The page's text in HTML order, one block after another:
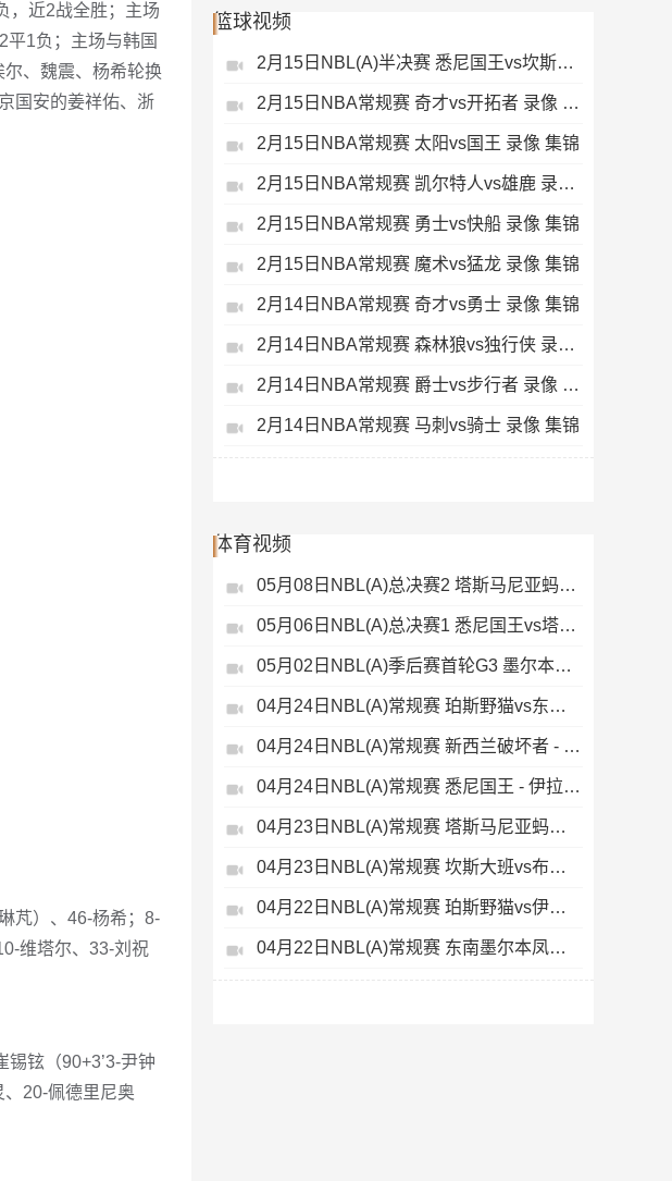
，近2战全胜；主场
1负；主场与韩国
、魏震、杨希轮换
国安的姜祥佑、浙
芃）、46-杨希；8-
维塔尔、33-刘祝
铉（90+3’3-尹钟
、20-佩德里尼奥
篮球视频
2月15日NBL(A)半决赛 悉尼国王vs坎斯大班 录像 集锦
2月15日NBA常规赛 奇才vs开拓者 录像 集锦
2月15日NBA常规赛 太阳vs国王 录像 集锦
2月15日NBA常规赛 凯尔特人vs雄鹿 录像 集锦
2月15日NBA常规赛 勇士vs快船 录像 集锦
2月15日NBA常规赛 魔术vs猛龙 录像 集锦
2月14日NBA常规赛 奇才vs勇士 录像 集锦
2月14日NBA常规赛 森林狼vs独行侠 录像 集锦
2月14日NBA常规赛 爵士vs步行者 录像 集锦
2月14日NBA常规赛 马刺vs骑士 录像 集锦
体育视频
05月08日NBL(A)总决赛2 塔斯马尼亚蚂蚁vs悉尼国王 录像
05月06日NBL(A)总决赛1 悉尼国王vs塔斯马尼亚蚂蚁 全场录像
05月02日NBL(A)季后赛首轮G3 墨尔本联 - 塔斯马尼亚蚂蚁 录像集锦
04月24日NBL(A)常规赛 珀斯野猫vs东南墨尔本凤凰 录像
04月24日NBL(A)常规赛 新西兰破坏者 - 阿德莱德36人 录像集锦
04月24日NBL(A)常规赛 悉尼国王 - 伊拉瓦拉老鹰 录像集锦
04月23日NBL(A)常规赛 塔斯马尼亚蚂蚁vs墨尔本联 录像集锦
04月23日NBL(A)常规赛 坎斯大班vs布里斯班子弹 录像集锦
04月22日NBL(A)常规赛 珀斯野猫vs伊拉瓦拉老鹰 录像
04月22日NBL(A)常规赛 东南墨尔本凤凰vs阿德莱德36人 录像